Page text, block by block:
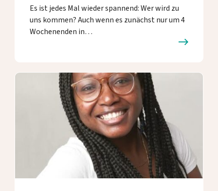
Es ist jedes Mal wieder spannend: Wer wird zu
uns kommen? Auch wenn es zunächst nur um 4
Wochenenden in…